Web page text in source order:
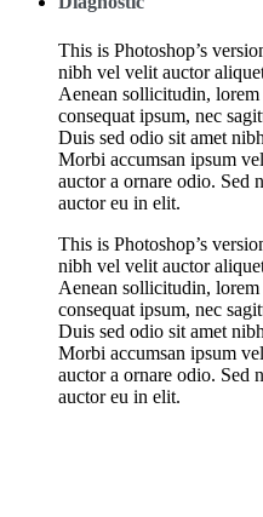
This is Photoshop’s
nibh vel velit auctor
Aenean sollicitudin,
consequat ipsum, nec
Duis sed odio sit amet
Morbi accumsan ipsum
auctor a ornare odio. Sed
auctor eu in elit.
This is Photoshop’s
nibh vel velit auctor
Aenean sollicitudin,
consequat ipsum, nec
Duis sed odio sit amet
Morbi accumsan ipsum
auctor a ornare odio. Sed
auctor eu in elit.